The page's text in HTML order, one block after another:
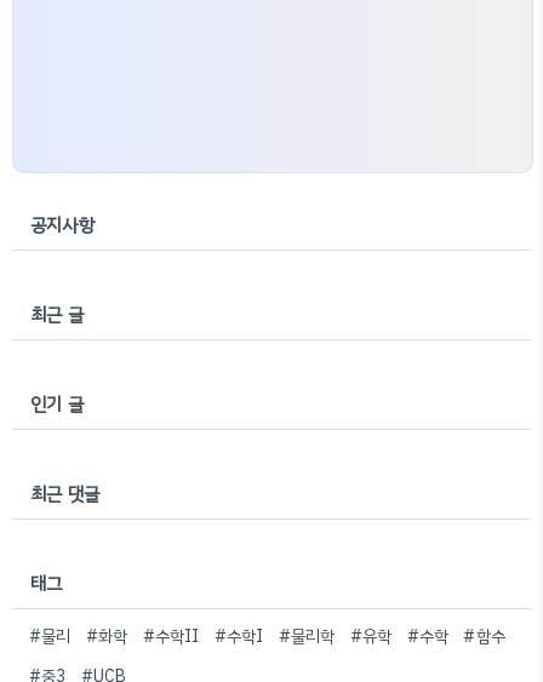
공지사항
최근 글
인기 글
최근 댓글
태그
#물리 #화학 #수학II #수학I #물리학 #유학 #수학 #함수
#중3
#UCB